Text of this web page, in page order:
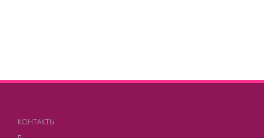
КОНТАКТЫ